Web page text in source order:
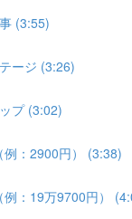
(3:55)
ージ (3:26)
プ (3:02)
例：2900円） (3:38)
：19万9700円）